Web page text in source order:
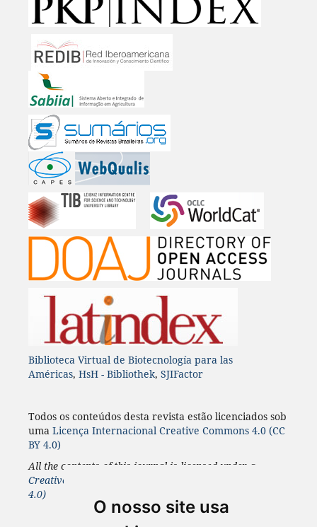
O nosso site usa
Biblioteca Virtual de Biotecnología para las
Américas, HsH - Bibliothek, SJIFactor
Todos os conteúdos desta revista estão licenciados sob
uma Licença Internacional Creative Commons 4.0 (CC
BY 4.0)
All the contents of this journal is licensed under a
Creative Commons 4.0 Internacional
4.0)